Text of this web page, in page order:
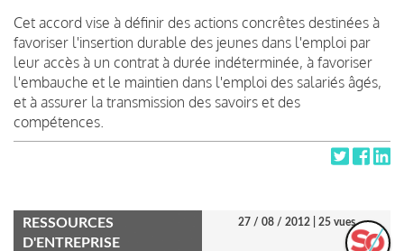
Cet accord vise à définir des actions concrêtes destinées à
favoriser l'insertion durable des jeunes dans l'emploi par
leur accès à un contrat à durée indéterminée, à favoriser
l'embauche et le maintien dans l'emploi des salariés âgés,
et à assurer la transmission des savoirs et des
compétences.
RESSOURCES
D'ENTREPRISE
27 / 08 / 2012 | 25 vues